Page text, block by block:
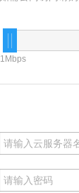
1Mbps